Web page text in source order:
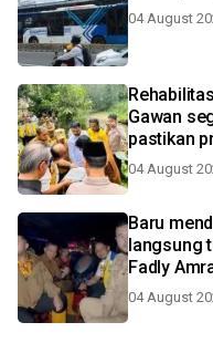
04 August
Gawan
pastikan
04 August
Baru
langsung
Fadly
04 August